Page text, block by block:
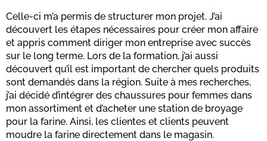
Celle-ci m’a permis de structurer mon projet. J’ai
découvert les étapes nécessaires pour créer mon affaire
et appris comment diriger mon entreprise avec succès
sur le long terme. Lors de la formation, j’ai aussi
découvert qu’il est important de chercher quels produits
sont demandés dans la région. Suite à mes recherches,
j’ai décidé d’intégrer des chaussures pour femmes dans
mon assortiment et d’acheter une station de broyage
pour la farine. Ainsi, les clientes et clients peuvent
moudre la farine directement dans le magasin.